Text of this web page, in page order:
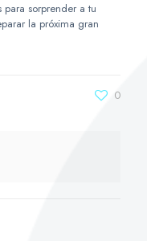
para sorprender a tu
la próxima gran
0